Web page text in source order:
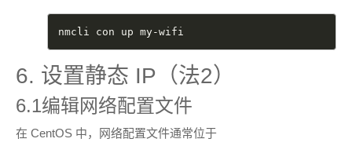
nmcli con up my-wifi
6. 设置静态 IP（法2）
6.1编辑网络配置文件
在 CentOS 中，网络配置文件通常位于